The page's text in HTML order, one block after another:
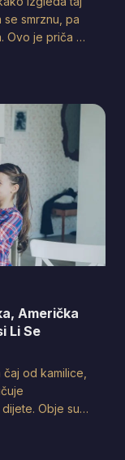
smrznu, pa
Ovo je priča o
Američka
Li Se
od kamilice,
Obje su,